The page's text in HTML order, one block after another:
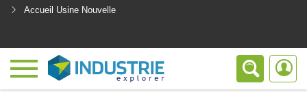
Accueil Usine Nouvelle